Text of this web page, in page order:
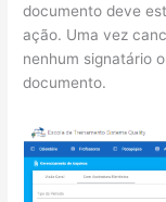
documento deve
ação. Uma vez
nenhum signatário
documento.